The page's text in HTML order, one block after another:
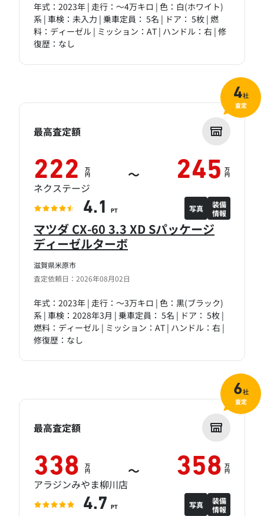
年式：2023年 | 走行：～4万キロ | 色：白(ホワイト)
系 | 車検：未入力 | 乗車定員： 5名 | ドア： 5枚 | 燃
料：ディーゼル | ミッション：AT | ハンドル：右 | 修
復歴：なし
滋賀県米原市
査定依頼日：2026年08月02日
マツダ CX-60 3.3 XD Sパッケージ
ディーゼルターボ
年式：2023年 | 走行：～3万キロ | 色：黒(ブラック)
系 | 車検：2028年3月 | 乗車定員： 5名 | ドア： 5枚 |
燃料：ディーゼル | ミッション：AT | ハンドル：右 |
修復歴：なし
最高査定額
222 万
円 ～ 245 万
円
ネクステージ
4.1 PT 写真
装備
情報
4社
査定
最高査定額
338 万
円 ～ 358 万
円
アラジンみやま柳川店
4.7 PT 写真
装備
情報
6社
査定